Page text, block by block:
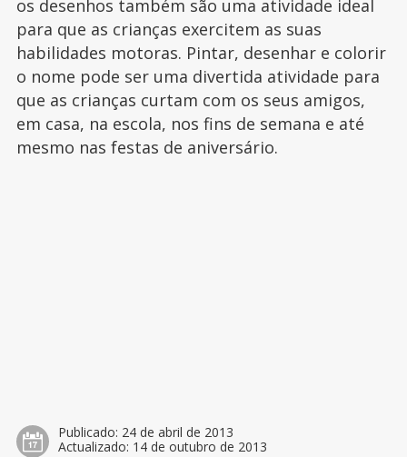
os desenhos também são uma atividade ideal
para que as crianças exercitem as suas
habilidades motoras. Pintar, desenhar e colorir
o nome pode ser uma divertida atividade para
que as crianças curtam com os seus amigos,
em casa, na escola, nos fins de semana e até
mesmo nas festas de aniversário.
Publicado: 24 de abril de 2013
Actualizado: 14 de outubro de 2013